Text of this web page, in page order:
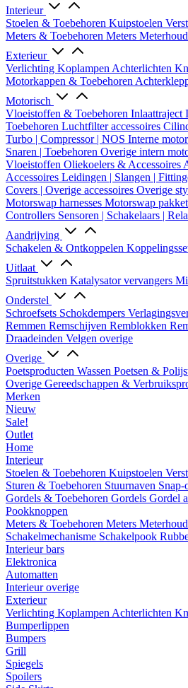
Interieur
Stoelen & Toebehoren Kuipstoelen
Meters & Toebehoren Meters
Exterieur
Verlichting Koplampen Achterlichten
Motorkappen & Toebehoren
Motorisch
Vloeistoffen & Toebehoren Inlaattraject
Toebehoren Luchtfilter accessoires
Turbo | Compressor | NOS Interne
Snaren | Toebehoren Overige intern
Vloeistoffen Oliekoelers & Accessoires
Accessoires Leidingen | Slangen |
Covers | Overige accessoires Overige
Motorswap harnesses Motorswap
Controllers Sensoren | Schakelaars |
Aandrijving
Schakelen & Ontkoppelen
Uitlaat
Spruitstukken Katalysator vervangers
Onderstel
Schroefsets Schokdempers
Remmen Remschijven Remblokken
Draadeinden Velgen overige
Overige
Poetsproducten Wassen Poetsen &
Overige Gereedschappen &
Merken
Nieuw
Sale!
Outlet
Home
Interieur
Stoelen & Toebehoren Kuipstoelen
Sturen & Toebehoren Stuurnaven
Gordels & Toebehoren Gordels Gordel
Pookknoppen
Meters & Toebehoren Meters
Schakelmechanisme Schakelpook
Interieur bars
Elektronica
Automatten
Interieur overige
Exterieur
Verlichting Koplampen Achterlichten
Bumperlippen
Bumpers
Grill
Spiegels
Spoilers